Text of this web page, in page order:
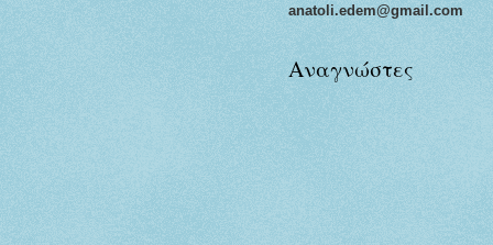
anatoli.edem@gmail.com
Αναγνώστες